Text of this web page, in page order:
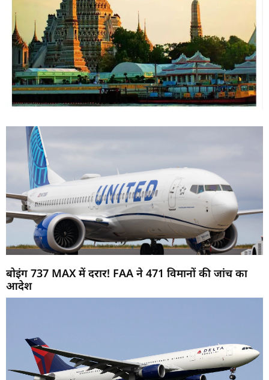
बोइंग 737 MAX में दरार! FAA ने 471 विमानों की जांच का
आदेश